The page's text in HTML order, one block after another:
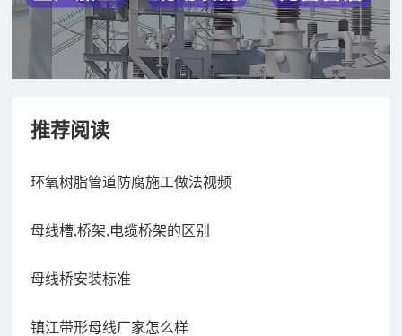
推荐阅读
环氧树脂管道防腐施工做法视频
母线槽,桥架,电缆桥架的区别
母线桥安装标准
镇江带形母线厂家怎么样